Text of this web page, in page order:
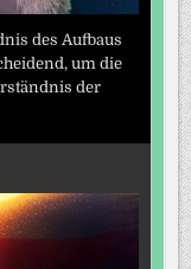
des Aufbaus
um die
der